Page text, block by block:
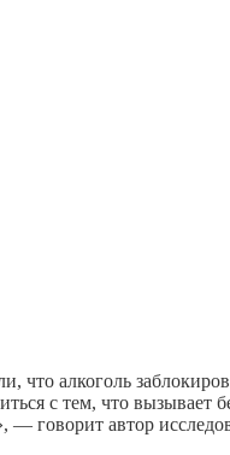
что алкоголь
с тем, что вызывает
— говорит автор